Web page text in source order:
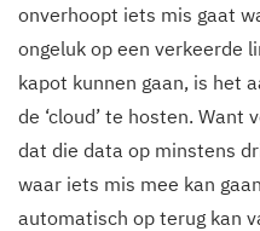
onverhoopt iets mis gaat
ongeluk op een verkeerde
kapot kunnen gaan, is het
de ‘cloud’ te hosten.
dat die data op minstens
waar iets mis mee kan
automatisch op terug kan